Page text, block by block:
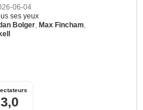
06-04
ses yeux
Bolger Max Fincham
3,0